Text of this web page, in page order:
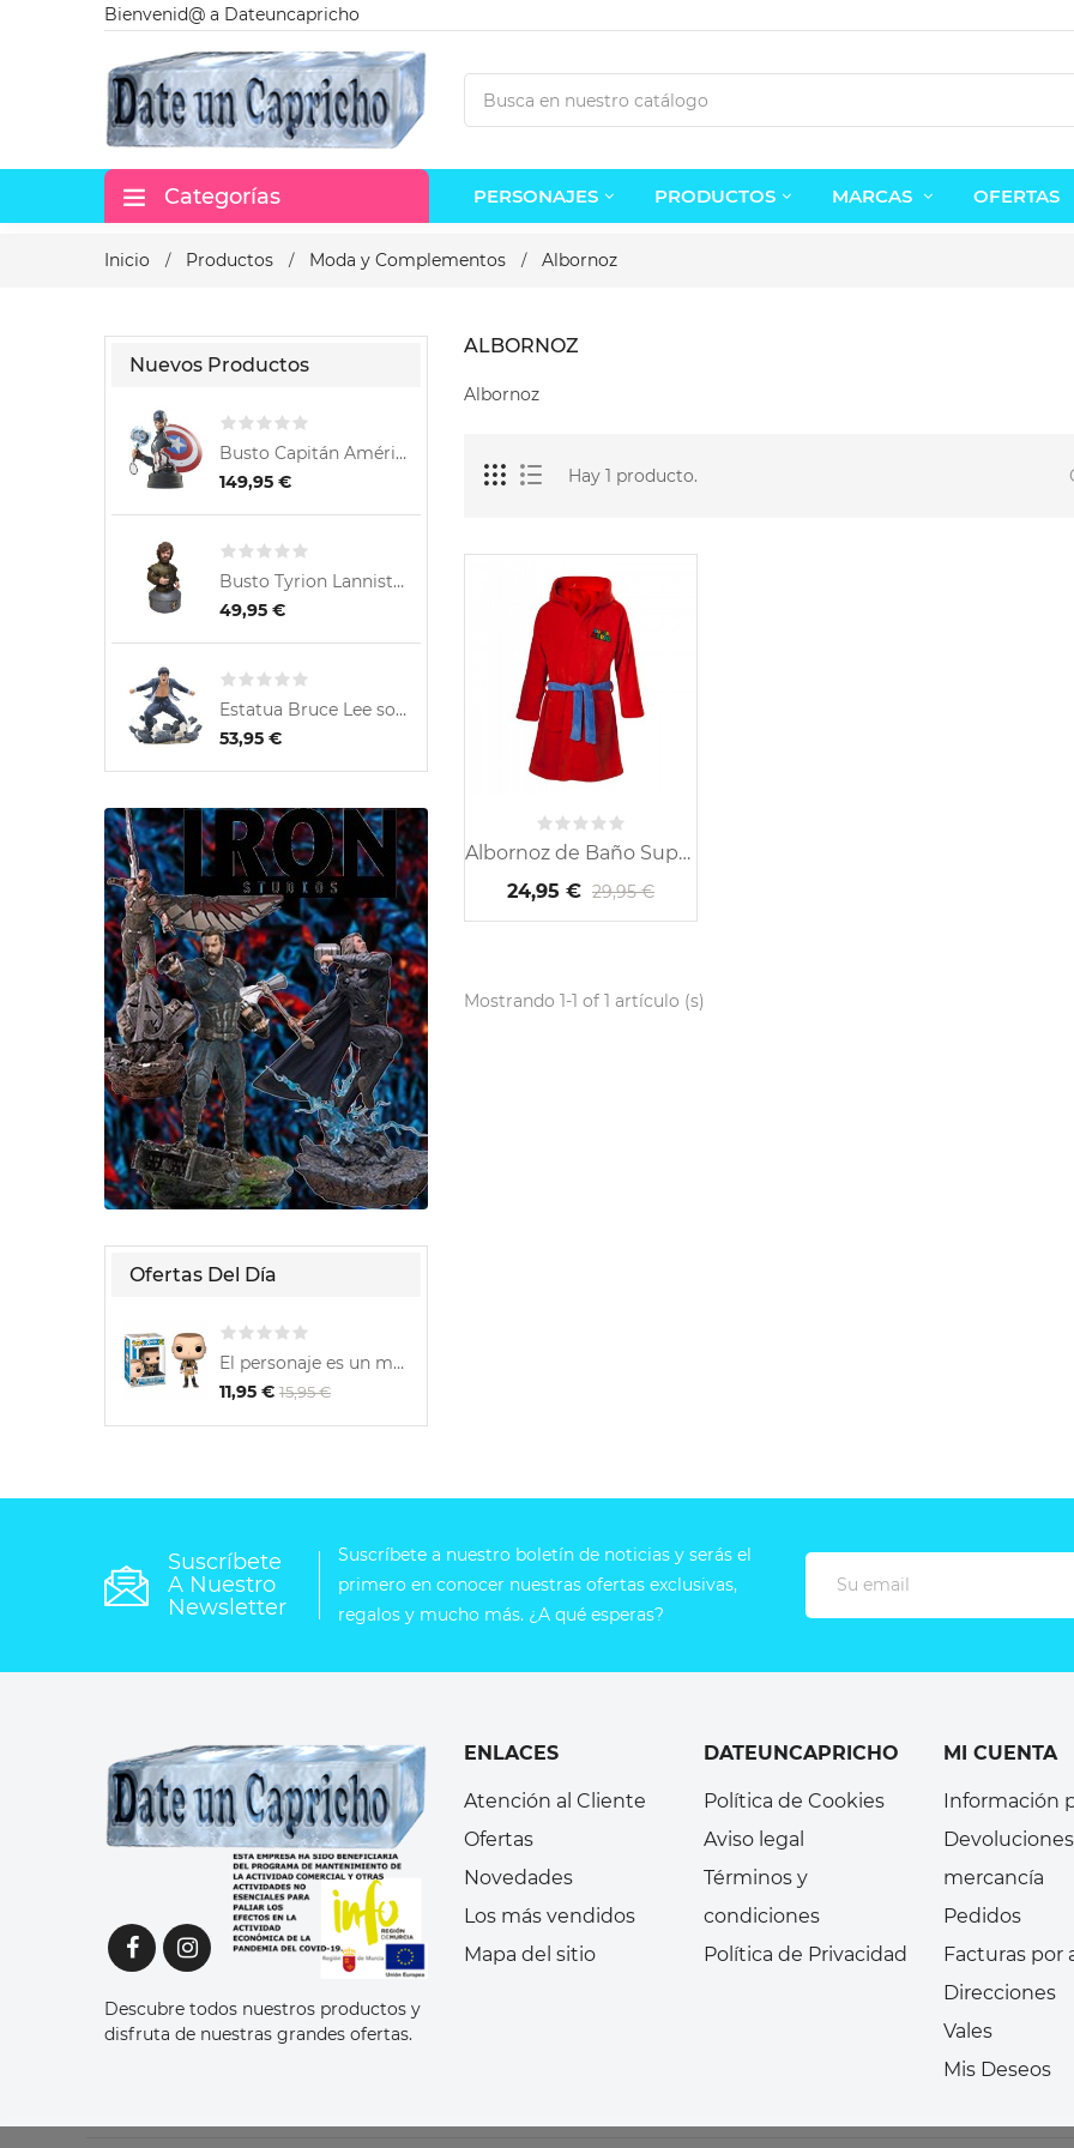
Bienvenid@ a Dateuncapricho
Categorías PERSONAJES PRODUCTOS MARCAS OFERTAS
Inicio Productos Moda y Complementos Albornoz
Nuevos Productos
Busto Capitán América con...
149,95 €
Busto Tyrion Lannister Mano...
49,95 €
Estatua Bruce Lee sobre...
53,95 €
51,95 €
Estatua Criatura...
29,95 €
49,95 €
Ofertas Del Día
​El personaje es un mutante...
11,95 € 15,95 €
ALBORNOZ
Albornoz
Hay 1 producto.
Albornoz de Baño Super...
24,95 € 29,95 €
Mostrando 1-1 of 1 artículo (s)
Suscríbete
A Nuestro
Newsletter
Suscríbete a nuestro boletín de noticias y serás el
primero en conocer nuestras ofertas exclusivas,
regalos y mucho más. ¿A qué esperas?
Descubre todos nuestros productos y
disfruta de nuestras grandes ofertas.
ENLACES
Atención al Cliente
Ofertas
Novedades
Los más vendidos
Mapa del sitio
DATEUNCAPRICHO
Política de Cookies
Aviso legal
Términos y
condiciones
Política de Privacidad
MI CUENTA
Información
mercancía
Pedidos
Facturas por
Direcciones
Vales
Mis Deseos